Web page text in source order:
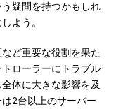
疑問を持つかもしれ
よう。
ど重要な役割を果た
ローラーにトラブル
体に大きな影響を及
2台以上のサーバー